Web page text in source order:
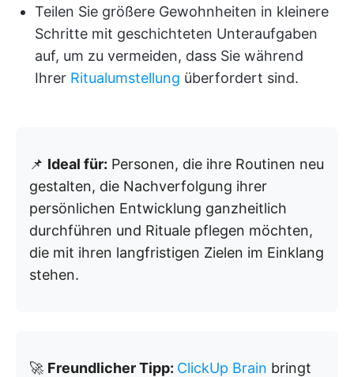
Teilen Sie größere Gewohnheiten in kleinere
Schritte mit geschichteten Unteraufgaben
auf, um zu vermeiden, dass Sie während
Ihrer Ritualumstellung überfordert sind.
📌 Ideal für: Personen, die ihre Routinen neu
gestalten, die Nachverfolgung ihrer
persönlichen Entwicklung ganzheitlich
durchführen und Rituale pflegen möchten,
die mit ihren langfristigen Zielen im Einklang
stehen.
🚀 Freundlicher Tipp: ClickUp Brain bringt